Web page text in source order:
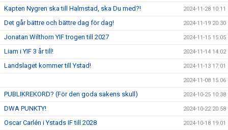
Kapten Nygren ska till Halmstad, ska Du med?! 2024-11-28 10:11
Det går bättre och bättre dag för dag! 2024-11-19 20:30
Jonatan Wilthorn YIF trogen till 2027 2024-11-15 15:05
Liam i YIF 3 år till! 2024-11-14 14:02
Landslaget kommer till Ystad! 2024-11-13 17:01
2024-11-08 15:06
PUBLIKREKORD? (För den goda sakens skull) 2024-10-25 10:38
DWA PUNKTY! 2024-10-22 20:58
Oscar Carlén i Ystads IF till 2028 2024-10-18 19:01